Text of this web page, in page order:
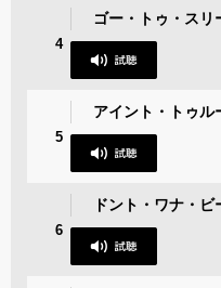
4
ゴー・トゥ・スリ
5
アイント・トゥル
6
ドント・ワナ・